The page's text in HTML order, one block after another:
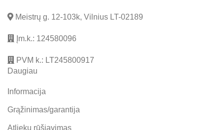
Meistrų g. 12-103k, Vilnius LT-02189
Įm.k.: 124580096
PVM k.: LT245800917
Daugiau
Informacija
Grąžinimas/garantija
Atliekų rūšiavimas